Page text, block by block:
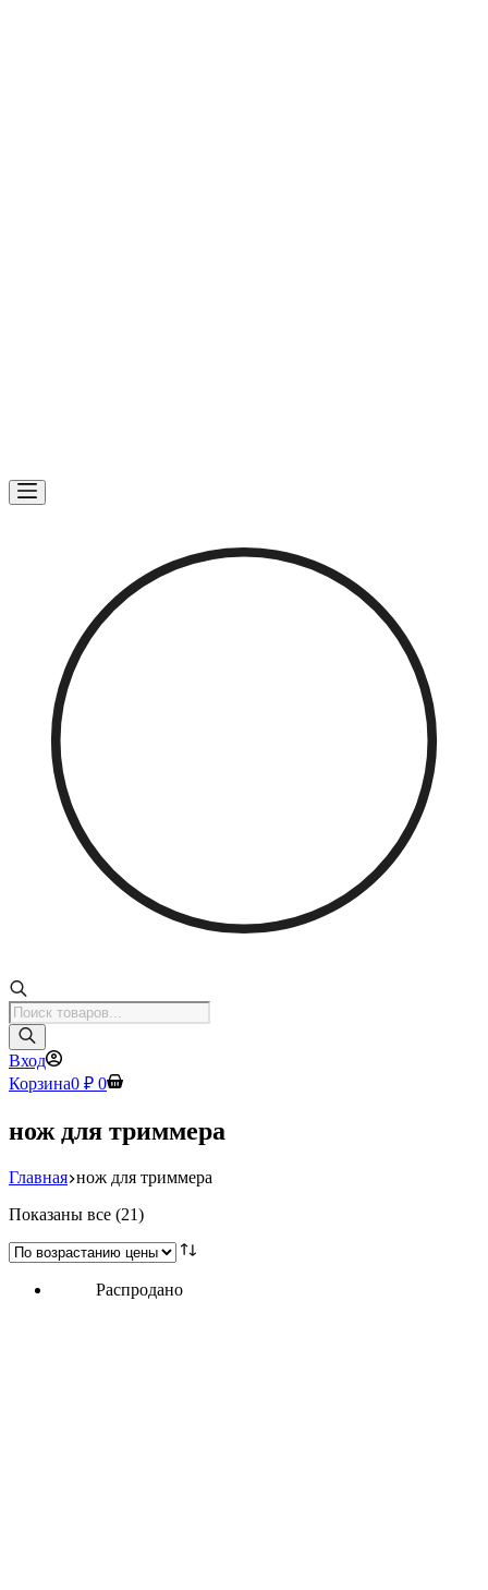
Поиск
товаров
Вход
Корзина0 ₽ 0
нож для триммера
Главная нож для триммера
Показаны все (21)Цены:
возрастанию
Распродано